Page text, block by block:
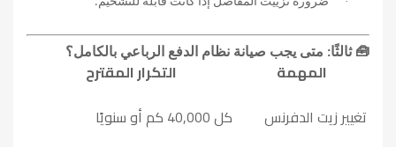
🧰 ثالثًا: متى يجب صيانة نظام الدفع الرباعي بالكامل؟
المهمة
التكرار المقترح
تغيير زيت الدفرنس
كل 40,000 كم أو سنويًا